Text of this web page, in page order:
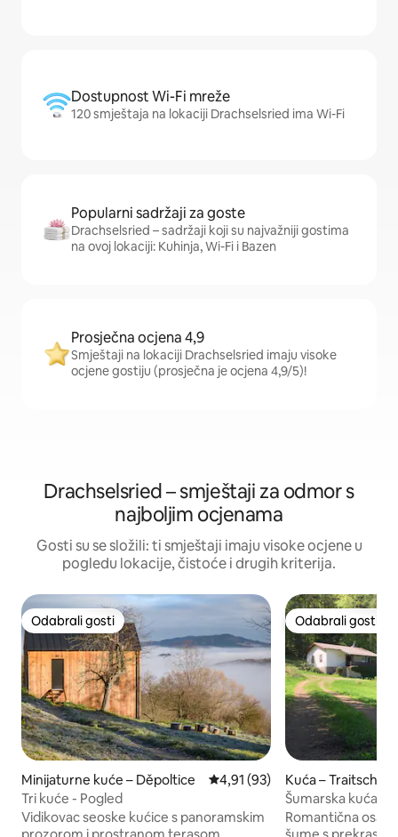
Dostupnost Wi-Fi mreže
120 smještaja na lokaciji Drachselsried ima Wi-Fi
Popularni sadržaji za goste
Drachselsried – sadržaji koji su najvažniji gostima
na ovoj lokaciji: Kuhinja, Wi-Fi i Bazen
Prosječna ocjena 4,9
Smještaji na lokaciji Drachselsried imaju visoke
ocjene gostiju (prosječna je ocjena 4,9/5)!
Drachselsried – smještaji za odmor s
najboljim ocjenama
Gosti su se složili: ti smještaji imaju visoke ocjene u
pogledu lokacije, čistoće i drugih kriterija.
Odabrali gosti
Odabrali gosti
Minijaturne kuće – Děpoltice Prosječna ocjena: 4,91/5,
4,91 (93)
Tri kuće - Pogled
Vidikovac seoske kućice s panoramskim
Odabrali gosti
Odabrali gosti
Kuća – Traitsching
Šumarska kuća
pogledom na
Romantična